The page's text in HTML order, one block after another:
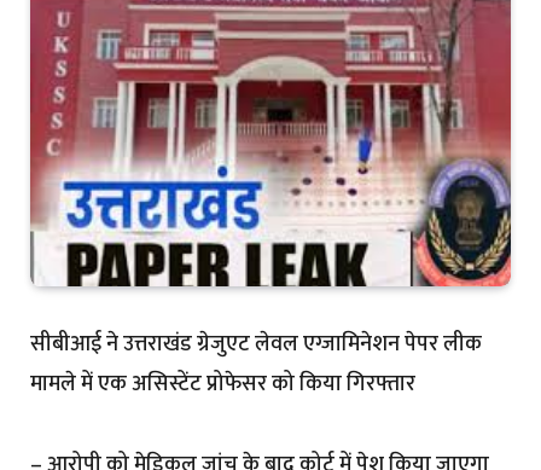
सीबीआई ने उत्तराखंड ग्रेजुएट लेवल एग्जामिनेशन पेपर लीक
मामले में एक असिस्टेंट प्रोफेसर को किया गिरफ्तार